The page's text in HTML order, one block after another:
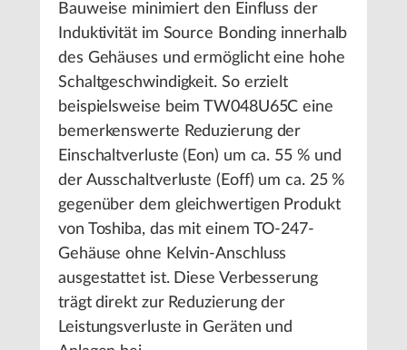
Bauweise minimiert den Einfluss der
Induktivität im Source Bonding innerhalb
des Gehäuses und ermöglicht eine hohe
Schaltgeschwindigkeit. So erzielt
beispielsweise beim TW048U65C eine
bemerkenswerte Reduzierung der
Einschaltverluste (Eon) um ca. 55 % und
der Ausschaltverluste (Eoff) um ca. 25 %
gegenüber dem gleichwertigen Produkt
von Toshiba, das mit einem TO-247-
Gehäuse ohne Kelvin-Anschluss
ausgestattet ist. Diese Verbesserung
trägt direkt zur Reduzierung der
Leistungsverluste in Geräten und